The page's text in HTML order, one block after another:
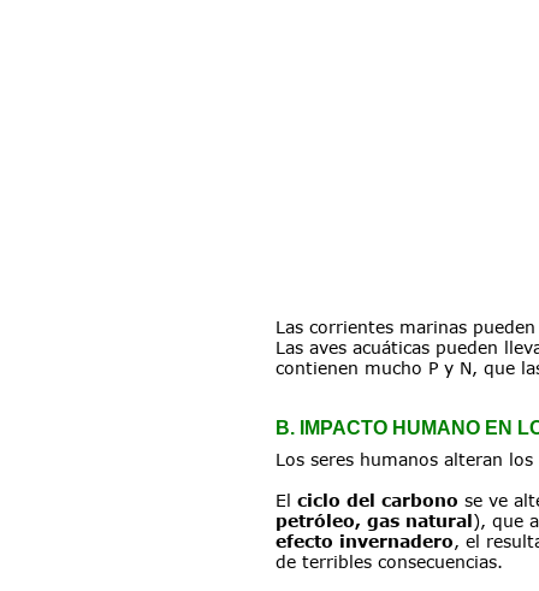
Las corrientes marinas
Las aves acuáticas pueden
contienen mucho P y N, que
B. IMPACTO HUMANO EN
Los seres humanos alteran
El ciclo del carbono se ve
petróleo, gas natural), que
efecto invernadero, el
de terribles consecuencias.